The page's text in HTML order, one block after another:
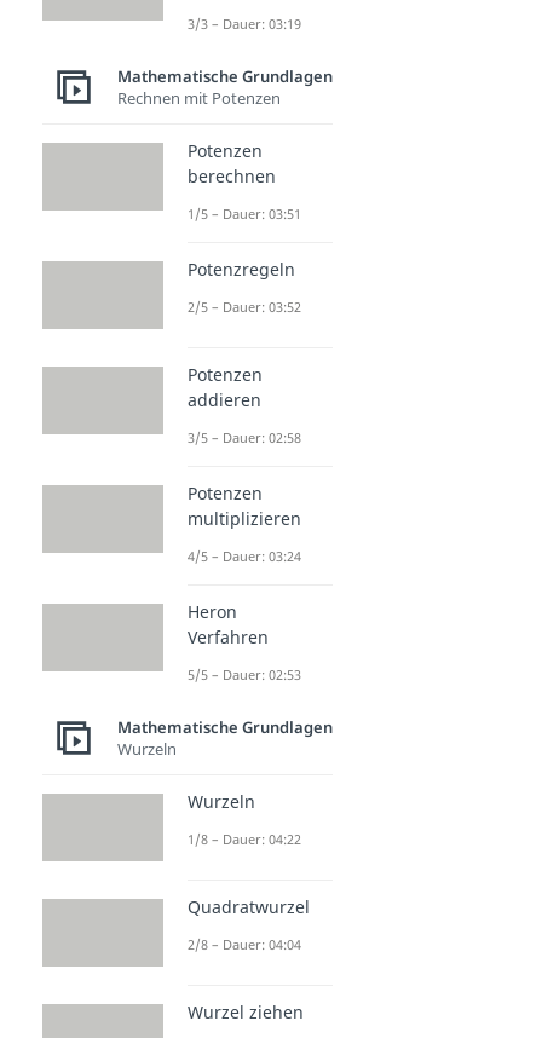
3/3 – Dauer: 03:19
Mathematische Grundlagen
Rechnen mit Potenzen
Potenzen
berechnen
1/5 – Dauer: 03:51
Potenzregeln
2/5 – Dauer: 03:52
Potenzen
addieren
3/5 – Dauer: 02:58
Potenzen
multiplizieren
4/5 – Dauer: 03:24
Heron
Verfahren
5/5 – Dauer: 02:53
Mathematische Grundlagen
Wurzeln
Wurzeln
1/8 – Dauer: 04:22
Quadratwurzel
2/8 – Dauer: 04:04
Wurzel ziehen